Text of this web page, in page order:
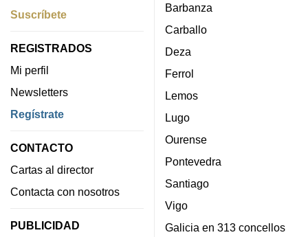
Suscríbete
REGISTRADOS
Mi perfil
Newsletters
Regístrate
CONTACTO
Cartas al director
Contacta con nosotros
PUBLICIDAD
Barbanza
Carballo
Deza
Ferrol
Lemos
Lugo
Ourense
Pontevedra
Santiago
Vigo
Galicia en 313 concellos